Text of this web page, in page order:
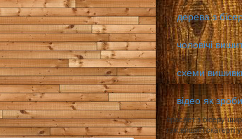
дерева з
чоловічі
схеми
відео як
браслет з бісеру
гэж,вишиті скатерті